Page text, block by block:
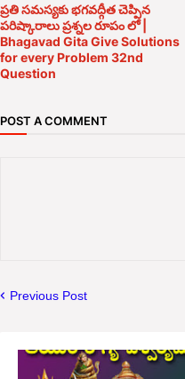
ప్రతి సమస్యకు భగవద్గీత చెప్పిన
పరిష్కారాలు ప్రశ్నల రూపం లో |
Bhagavad Gita Give Solutions
for every Problem 32nd
Question
POST A COMMENT
Previous Post